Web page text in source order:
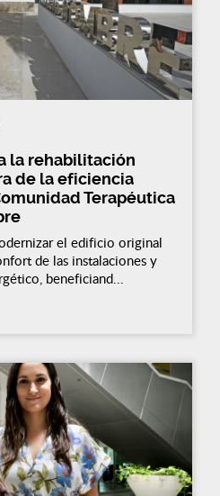
la rehabilitación
de la eficiencia
Terapéutica
el edificio original
de las instalaciones y
beneficiand...